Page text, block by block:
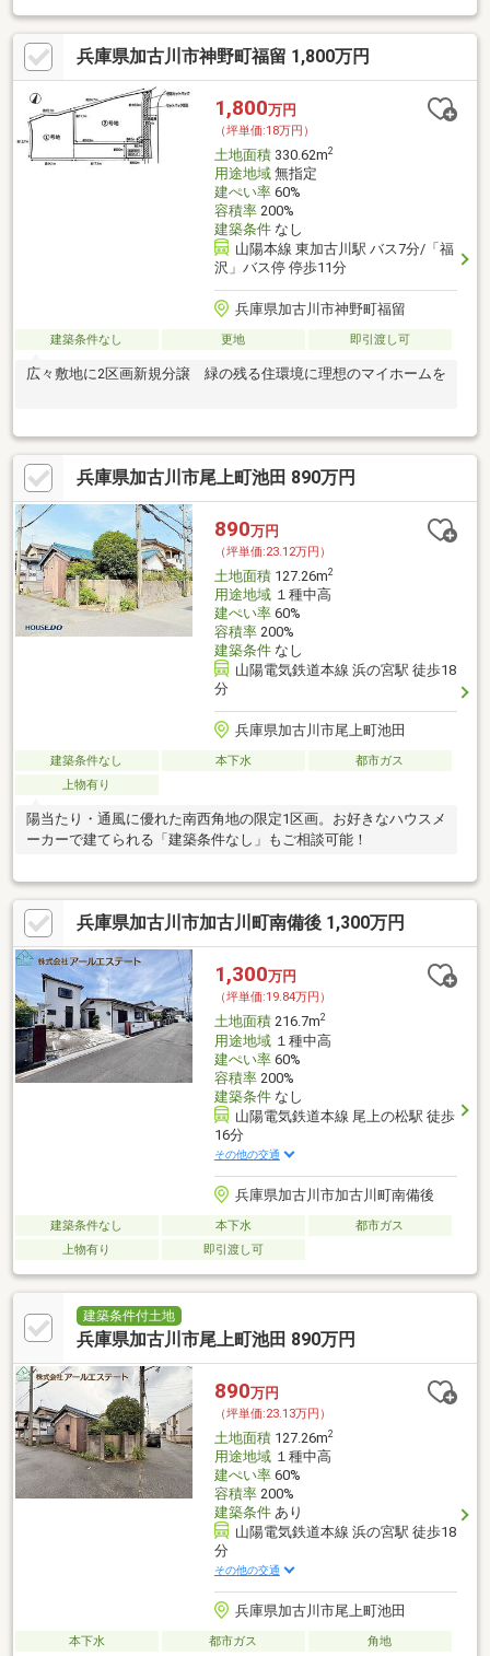
兵庫県加古川市神野町福留 1,800万円
1,800万円
（坪単価:18万円）
土地面積330.62m2
用途地域無指定
建ぺい率60%
容積率200%
建築条件なし
山陽本線 東加古川駅 バス7分/「福
沢」バス停 停歩11分
兵庫県加古川市神野町福留
建築条件なし 更地 即引渡し可
広々敷地に2区画新規分譲 緑の残る住環境に理想のマイホームを
兵庫県加古川市尾上町池田 890万円
890万円
（坪単価:23.12万円）
土地面積127.26m2
用途地域１種中高
建ぺい率60%
容積率200%
建築条件なし
山陽電気鉄道本線 浜の宮駅 徒歩18
分
兵庫県加古川市尾上町池田
建築条件なし 本下水
都市ガス
上物有り
陽当たり・通風に優れた南西角地の限定1区画。お好きなハウスメ
ーカーで建てられる「建築条件なし」もご相談可能！
兵庫県加古川市加古川町南備後 1,300万円
1,300万円
（坪単価:19.84万円）
土地面積216.7m2
用途地域１種中高
建ぺい率60%
容積率200%
建築条件なし
山陽電気鉄道本線 尾上の松駅 徒歩
16分
その他の交通
兵庫県加古川市加古川町南備後
建築条件なし 本下水
都市ガス
上物有り
即引渡し可
建築条件付土地
兵庫県加古川市尾上町池田 890万円
890万円
（坪単価:23.13万円）
土地面積127.26m2
用途地域１種中高
建ぺい率60%
容積率200%
建築条件あり
山陽電気鉄道本線 浜の宮駅 徒歩18
分
その他の交通
兵庫県加古川市尾上町池田
本下水 都市ガス 角地